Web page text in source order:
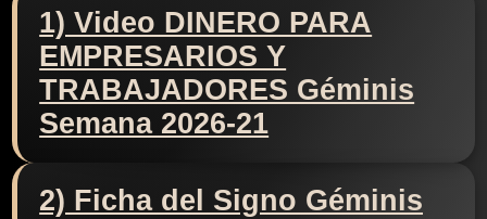
1) Video DINERO PARA
EMPRESARIOS Y
TRABAJADORES Géminis
Semana 2026-21
2) Ficha del Signo Géminis